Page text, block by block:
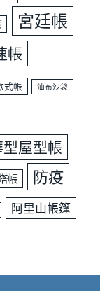
宮廷帳
帳
式帳 油布沙袋
屋型帳
帳 防疫
阿里山帳篷